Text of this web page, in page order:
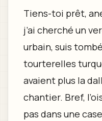
Tiens-toi prêt,
j’ai cherché un
urbain, suis
tourterelles
avaient plus la
chantier. Bref,
pas dans une